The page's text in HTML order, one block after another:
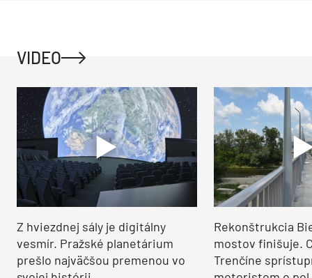
VIDEO
Z hviezdnej sály je digitálny
vesmír. Pražské planetárium
prešlo najväčšou premenou vo
Rekonštrukcia
mostov finišuje.
Trenčíne